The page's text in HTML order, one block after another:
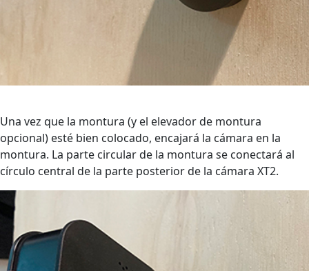
Una vez que la montura (y el elevador de montura
opcional) esté bien colocado, encajará la cámara en la
montura. La parte circular de la montura se conectará al
círculo central de la parte posterior de la cámara XT2.